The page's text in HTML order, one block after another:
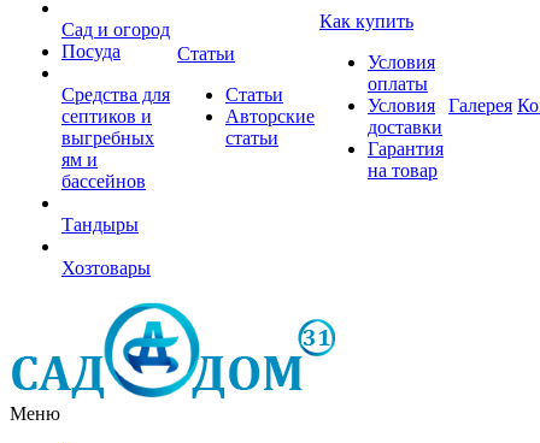
Сад и огород
Посуда
Средства для
септиков и
выгребных
ям и
бассейнов
Тандыры
Хозтовары
Статьи
Статьи
Авторские
статьи
Как купить
Условия
оплаты
Условия
доставки
Гарантия
на товар
Галерея
Меню